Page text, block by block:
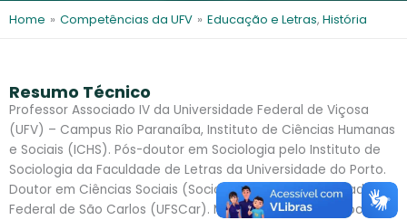
l e
s
Home » Competências da UFV » Educação e Letras, História
Resumo Técnico
Professor Associado IV da Universidade Federal de Viçosa
(UFV) – Campus Rio Paranaíba, Instituto de Ciências Humanas
e Sociais (ICHS). Pós-doutor em Sociologia pelo Instituto de
Sociologia da Faculdade de Letras da Universidade do Porto.
Doutor em Ciências Sociais (Sociologia) pela Universidade
Federal de São Carlos (UFSCar). Mestre em Ciências Sociais